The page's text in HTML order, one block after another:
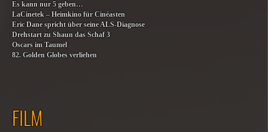
Es kann nur 5 geben…
LaCinetek – Heimkino für Cinéasten
Eric Dane spricht über seine ALS-Diagnose
Drehstart zu Shaun das Schaf 3
Oscars im Taumel
82. Golden Globes verliehen
FILM